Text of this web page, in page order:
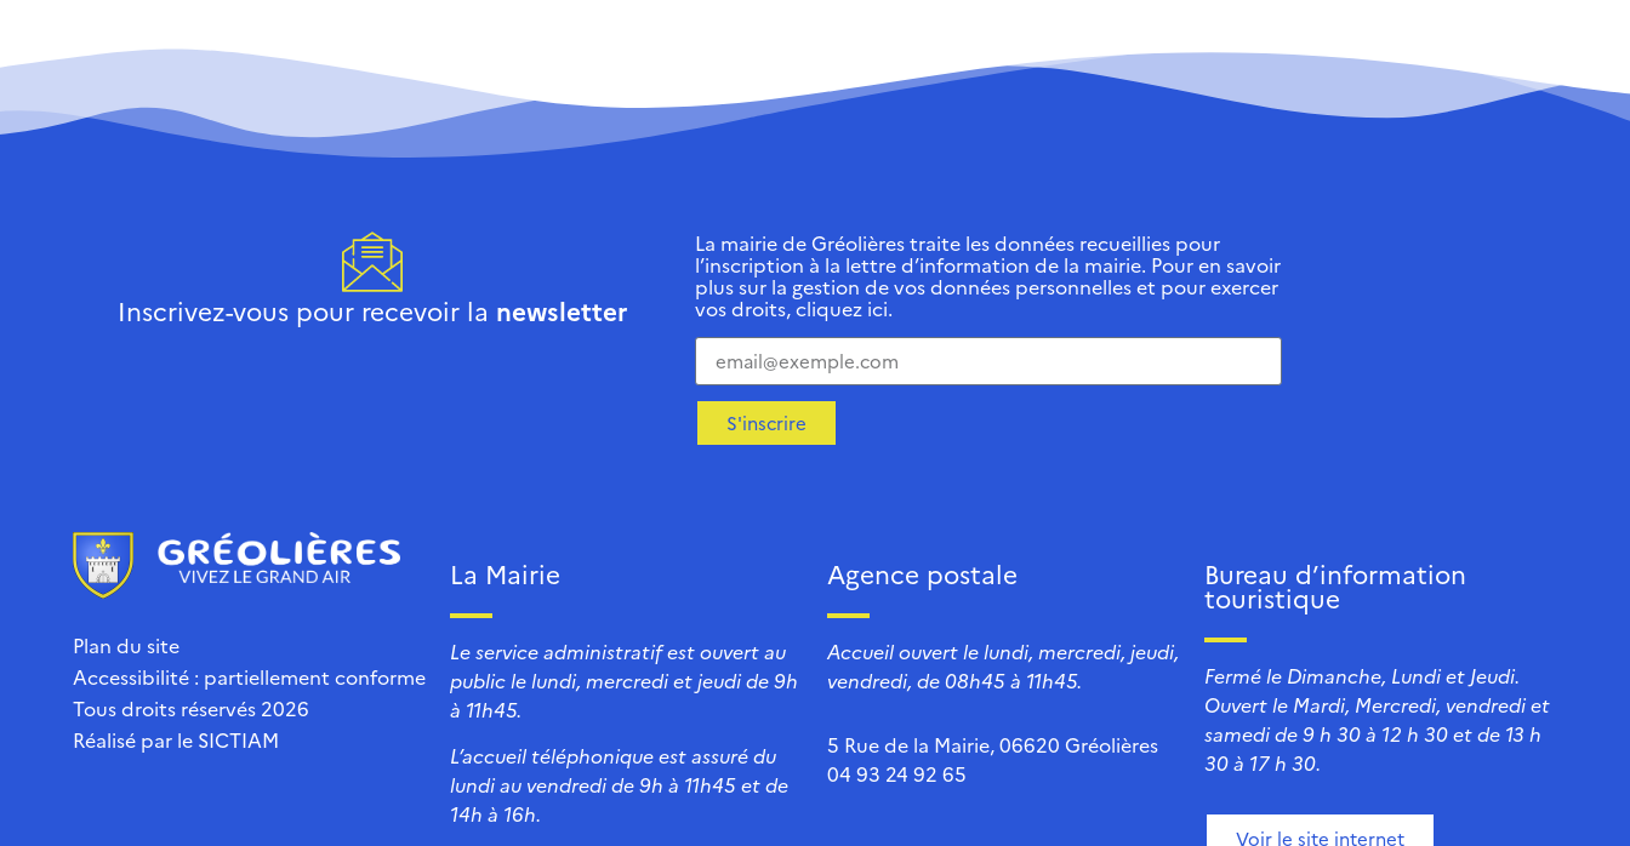
Inscrivez-vous pour recevoir la newsletter
La mairie de Gréolières traite les données recueillies pour
l’inscription à la lettre d’information de la mairie. Pour en savoir
plus sur la gestion de vos données personnelles et pour exercer
vos droits, cliquez ici.
S'inscrire
Plan du site
Accessibilité : partiellement conforme
Tous droits réservés 2026
Réalisé par le SICTIAM
La Mairie
Le service administratif est ouvert au
public le lundi, mercredi et jeudi de 9h
à 11h45.
L’accueil téléphonique est assuré du
lundi au vendredi de 9h à 11h45 et de
14h à 16h.
Agence postale
Accueil ouvert le lundi, mercredi, jeudi,
vendredi, de 08h45 à 11h45.
5 Rue de la Mairie, 06620 Gréolières
04 93 24 92 65
Bureau d’information
touristique
Fermé le Dimanche, Lundi et Jeudi.
Ouvert le Mardi, Mercredi, vendredi et
samedi de 9 h 30 à 12 h 30 et de 13 h
30 à 17 h 30.
Voir le site internet